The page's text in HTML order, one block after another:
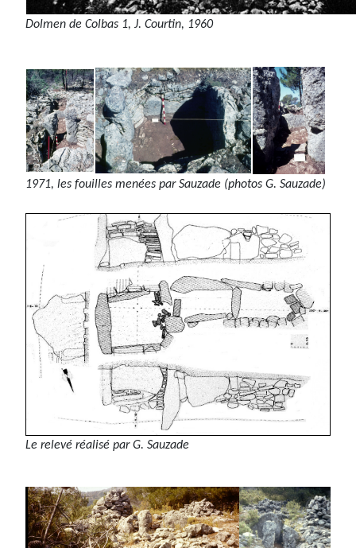
Dolmen de Colbas 1, J. Courtin, 1960
1971, les fouilles menées par Sauzade (photos G. Sauzade)
Le relevé réalisé par G. Sauzade